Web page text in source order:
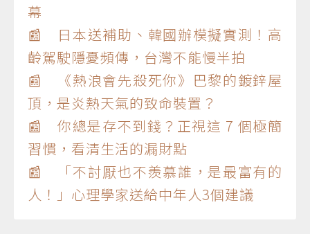
幕
📰 日本送補助、韓國辦模擬實測！高
齡駕駛隱憂頻傳，台灣不能慢半拍
📰 《熱浪會先殺死你》巴黎的鍍鋅屋
頂，是炎熱天氣的致命裝置？
📰 你總是存不到錢？正視這 7 個極簡
習慣，看清生活的漏財點
📰 「不討厭也不羨慕誰，是最富有的
人！」心理學家送給中年人3個建議